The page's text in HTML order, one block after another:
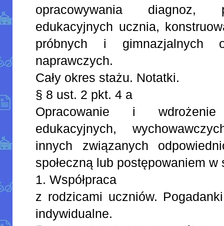
opracowywania diagnoz,
edukacyjnych ucznia,
próbnych i gimnazjalnych
naprawczych.
Cały okres stażu. Notatki.
§ 8 ust. 2 pkt. 4 a
Opracowanie i
edukacyjnych,
innych związanych
społeczną lub postępowaniem
1. Współpraca
z rodzicami uczniów.
indywidualne.